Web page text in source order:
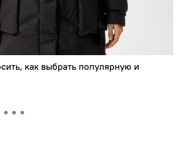
как выбрать популярную и